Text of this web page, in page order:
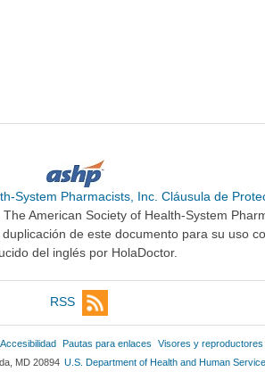
System Pharmacists, Inc. Cláusula de
American Society of Health-System
de este documento para su uso
del inglés por HolaDoctor.
RSS
Accesibilidad Pautas para enlaces Visores y reproductores
MD 20894 U.S. Department of Health and Human